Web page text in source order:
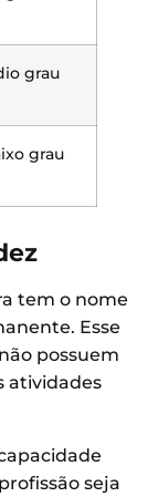
grau
grau
tem o nome
Esse
possuem
atividades
seja